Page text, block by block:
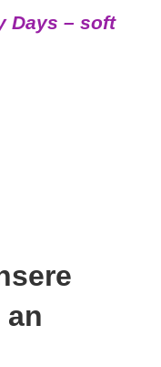
Days – soft